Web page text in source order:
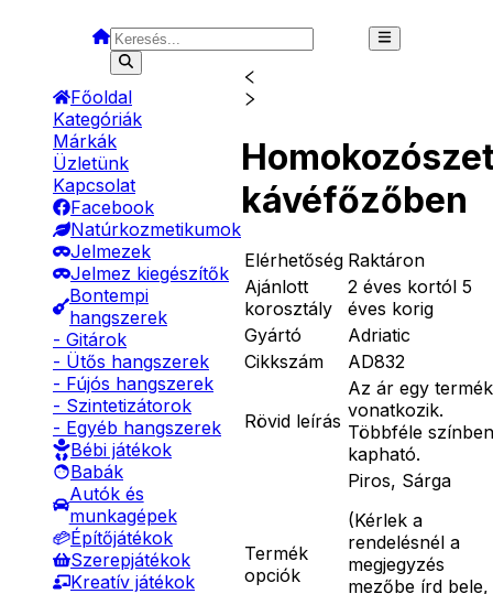
Főoldal
Kategóriák
Márkák
Üzletünk
Kapcsolat
Facebook
Natúrkozmetikumok
Jelmezek
Jelmez kiegészítők
Bontempi
hangszerek
- Gitárok
- Ütős hangszerek
- Fújós hangszerek
- Szintetizátorok
- Egyéb hangszerek
Bébi játékok
Babák
Autók és
munkagépek
Építőjátékok
Szerepjátékok
Kreatív játékok
kávéfőzőben
Elérhetőség Raktáron
Ajánlott
korosztály
2 éves kortól 5
éves korig
Gyártó
Adriatic
Cikkszám
AD832
Rövid leírás
Az ár egy
vonatkozik.
Többféle színben
kapható.
Termék
opciók
Piros, Sárga
(Kérlek a
rendelésnél a
megjegyzés
mezőbe írd bele,